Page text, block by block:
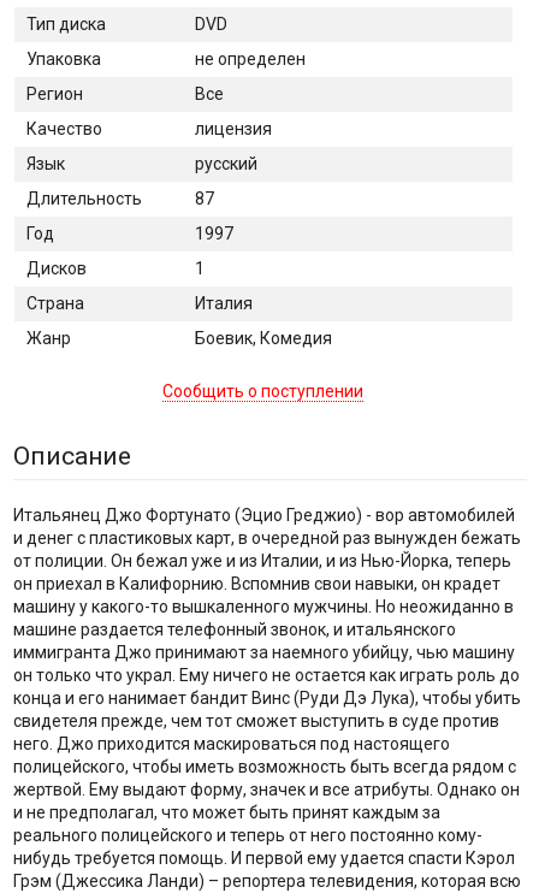
Тип диска
DVD
Упаковка
не определен
Регион
Все
Качество
лицензия
Язык
русский
Длительность
87
Год
1997
Дисков
1
Страна
Италия
Жанр
Боевик, Комедия
Сообщить о поступлении
Описание
Итальянец Джо Фортунато (Эцио Греджио) - вор автомобилей
и денег с пластиковых карт, в очередной раз вынужден бежать
от полиции. Он бежал уже и из Италии, и из Нью-Йорка, теперь
он приехал в Калифорнию. Вспомнив свои навыки, он крадет
машину у какого-то вышкаленного мужчины. Но неожиданно в
машине раздается телефонный звонок, и итальянского
иммигранта Джо принимают за наемного убийцу, чью машину
он только что украл. Ему ничего не остается как играть роль до
конца и его нанимает бандит Винс (Руди Дэ Лука), чтобы убить
свидетеля прежде, чем тот сможет выступить в суде против
него. Джо приходится маскироваться под настоящего
полицейского, чтобы иметь возможность быть всегда рядом с
жертвой. Ему выдают форму, значек и все атрибуты. Однако он
и не предполагал, что может быть принят каждым за
реального полицейского и теперь от него постоянно кому-
нибудь требуется помощь. И первой ему удается спасти Кэрол
Грэм (Джессика Ланди) – репортера телевидения, которая всю